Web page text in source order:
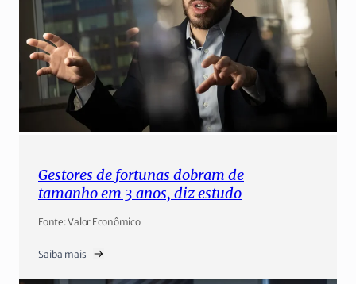
Gestores de fortunas dobram de
tamanho em 3 anos, diz estudo
Fonte: Valor Econômico
Saiba mais